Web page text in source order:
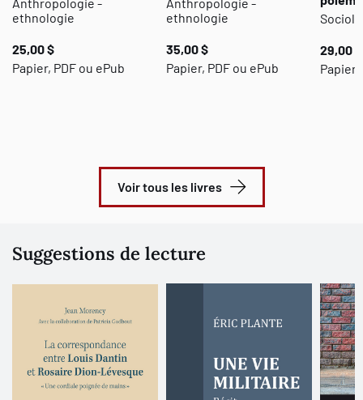
ethnologie
25,00 $
Papier, PDF ou ePub
ethnologie
35,00 $
Papier, PDF ou ePub
29,00 $
Papier,
Voir tous les livres
Suggestions de lecture